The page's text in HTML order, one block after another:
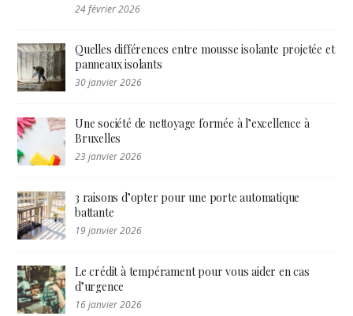
24 février 2026
Quelles différences entre mousse isolante projetée et
panneaux isolants
30 janvier 2026
Une société de nettoyage formée à l’excellence à
Bruxelles
23 janvier 2026
3 raisons d’opter pour une porte automatique
battante
19 janvier 2026
Le crédit à tempérament pour vous aider en cas
d’urgence
16 janvier 2026